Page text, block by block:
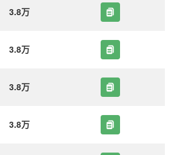
3.8万
3.8万
3.8万
3.8万